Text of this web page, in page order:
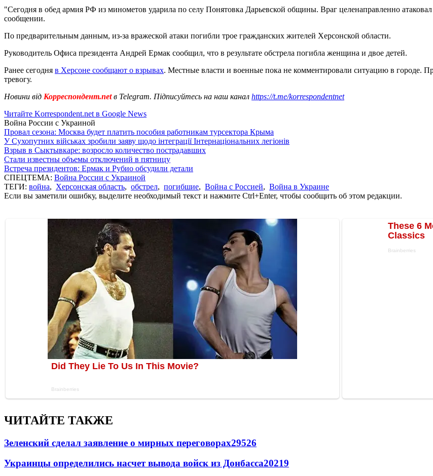
"Сегодня в обед армия РФ из минометов ударила по селу Понятовка Дарьевской общины. Враг целенаправленно
сообщении.
По предварительным данным, из-за вражеской атаки погибли трое гражданских жителей Херсонской области.
Руководитель Офиса президента Андрей Ермак сообщил, что в результате обстрела погибла женщина и двое детей.
Ранее сегодня в Херсоне сообщают о взрывах. Местные власти и военные пока не комментировали ситуацию в городе.
тревогу.
Новини від Корреспондент.netв Telegram. Підписуйтесь на наш канал https://t.me/korrespondentnet
Читайте Korrespondent.net в Google News
Война России с Украиной
Провал сезона: Москва будет платить пособия работникам турсектора Крыма
У Сухопутних військах зробили заяву щодо інтеграції Інтернаціональних легіонів
Взрыв в Сыктывкаре: возросло количество пострадавших
Стали известны объемы отключений в пятницу
Встреча президентов: Ермак и Рубио обсудили детали
СПЕЦТЕМА: Война России с Украиной
ТЕГИ: война, Херсонская область, обстрел, погибшие, Война с Россией, Война в Украине
Если вы заметили ошибку, выделите необходимый текст и нажмите Ctrl+Enter, чтобы сообщить об этом редакции.
ЧИТАЙТЕ ТАКЖЕ
Зеленский сделал заявление о мирных переговорах29526
Украинцы определились насчет вывода войск из Донбасса20219